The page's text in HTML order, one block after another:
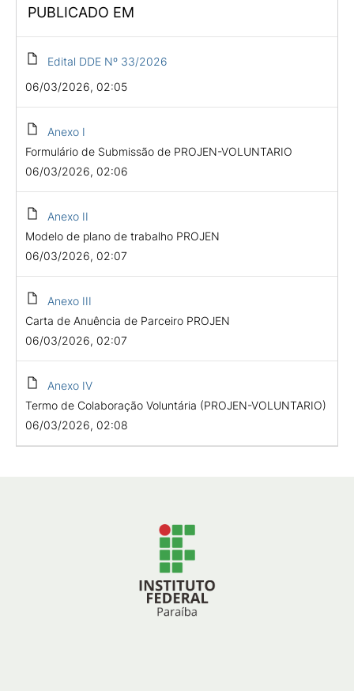
PUBLICADO EM
Edital DDE Nº 33/2026
06/03/2026, 02:05
Anexo I
Formulário de Submissão de PROJEN-VOLUNTARIO
06/03/2026, 02:06
Anexo II
Modelo de plano de trabalho PROJEN
06/03/2026, 02:07
Anexo III
Carta de Anuência de Parceiro PROJEN
06/03/2026, 02:07
Anexo IV
Termo de Colaboração Voluntária (PROJEN-VOLUNTARIO)
06/03/2026, 02:08